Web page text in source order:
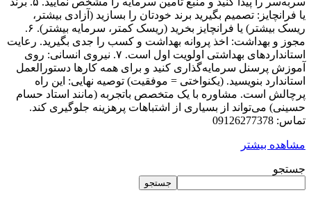
یا فرانچایز: تصمیم بگیرید برند خودتان را بسازید (آزادی بیشتر،
ریسک بیشتر) یا فرانچایز بخرید (ریسک کمتر، سرمایه بیشتر). ۶.
مجوز و بهداشت: اخذ پروانه بهداشت و کسب را جدی بگیرید. رعایت
استانداردهای بهداشتی اولویت اول است. ۷. نیروی انسانی: روی
آموزش پرسنل سرمایه‌گذاری کنید و برای همه کارها دستورالعمل
استاندارد بنویسید. (یکنواختی = موفقیت) توصیه نهایی: این راه
پرچالش است. مشاوره با یک متخصص باتجربه (مانند استاد حسام
حسینی) می‌تواند از بسیاری از اشتباهات پرهزینه جلوگیری کند.
تماس: 09126277378
مشاهده بیشتر
جستجو
جستجو